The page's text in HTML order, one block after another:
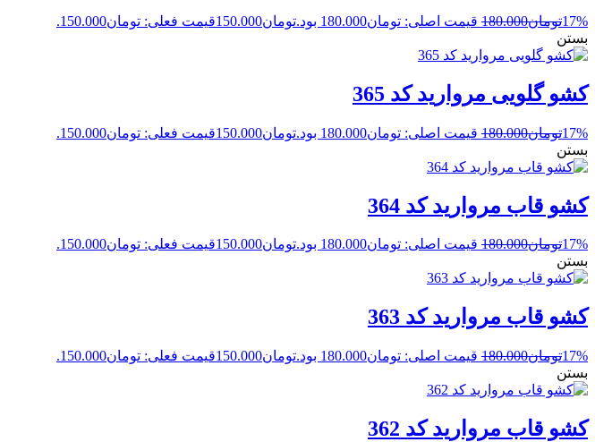
17%تومان180.000 قیمت اصلی: تومان180.000 بود. تومان150.000قیمت فعلی: تومان150.000.
بستن
کشو گلویی مروارید کد 365
17%تومان180.000 قیمت اصلی: تومان180.000 بود. تومان150.000قیمت فعلی: تومان150.000.
بستن
کشو قاب مروارید کد 364
17%تومان180.000 قیمت اصلی: تومان180.000 بود. تومان150.000قیمت فعلی: تومان150.000.
بستن
کشو قاب مروارید کد 363
17%تومان180.000 قیمت اصلی: تومان180.000 بود. تومان150.000قیمت فعلی: تومان150.000.
بستن
کشو قاب مروارید کد 362